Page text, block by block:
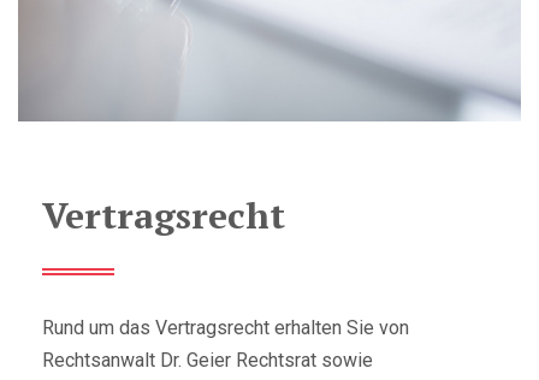
Vertragsrecht
Rund um das Vertragsrecht erhalten Sie von
Rechtsanwalt Dr. Geier Rechtsrat sowie